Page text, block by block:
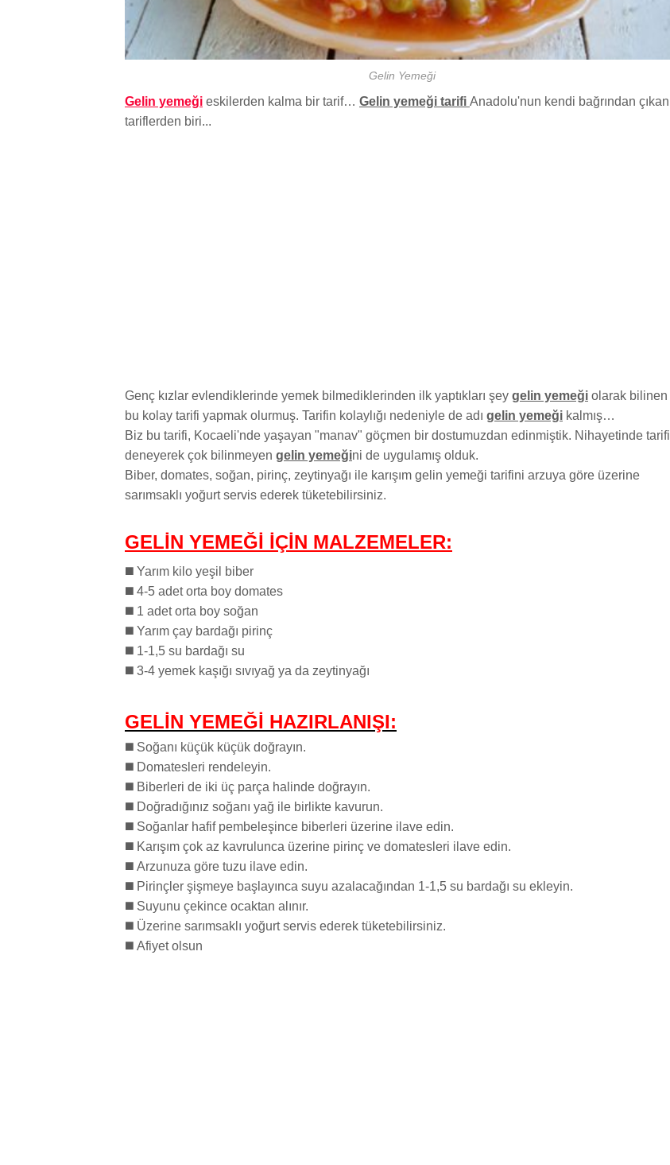
Gelin Yemeği
Gelin yemeği eskilerden kalma bir tarif… Gelin yemeği tarifi Anadolu'nun kendi bağrından çıkan
tariflerden biri...
Genç kızlar evlendiklerinde yemek bilmediklerinden ilk yaptıkları şey gelin yemeği olarak bilinen
bu kolay tarifi yapmak olurmuş. Tarifin kolaylığı nedeniyle de adı gelin yemeği kalmış…
Biz bu tarifi, Kocaeli'nde yaşayan "manav" göçmen bir dostumuzdan edinmiştik. Nihayetinde tarifi
deneyerek çok bilinmeyen gelin yemeğini de uygulamış olduk.
Biber, domates, soğan, pirinç, zeytinyağı ile karışım gelin yemeği tarifini arzuya göre üzerine
sarımsaklı yoğurt servis ederek tüketebilirsiniz.
GELİN YEMEĞİ İÇİN MALZEMELER:
◼️ Yarım kilo yeşil biber
◼️ 4-5 adet orta boy domates
◼️ 1 adet orta boy soğan
◼️ Yarım çay bardağı pirinç
◼️ 1-1,5 su bardağı su
◼️ 3-4 yemek kaşığı sıvıyağ ya da zeytinyağı
GELİN YEMEĞİ HAZIRLANIŞI:
◼️ Soğanı küçük küçük doğrayın.
◼️ Domatesleri rendeleyin.
◼️ Biberleri de iki üç parça halinde doğrayın.
◼️ Doğradığınız soğanı yağ ile birlikte kavurun.
◼️ Soğanlar hafif pembeleşince biberleri üzerine ilave edin.
◼️ Karışım çok az kavrulunca üzerine pirinç ve domatesleri ilave edin.
◼️ Arzunuza göre tuzu ilave edin.
◼️ Pirinçler şişmeye başlayınca suyu azalacağından 1-1,5 su bardağı su ekleyin.
◼️ Suyunu çekince ocaktan alınır.
◼️ Üzerine sarımsaklı yoğurt servis ederek tüketebilirsiniz.
◼️ Afiyet olsun